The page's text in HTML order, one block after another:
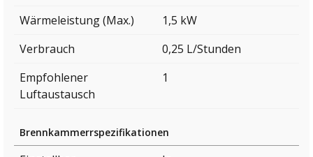
Wärmeleistung (Max.)
1,5 kW
Verbrauch
0,25 L/Stunden
Empfohlener
Luftaustausch
1
Brennkammerrspezifikationen